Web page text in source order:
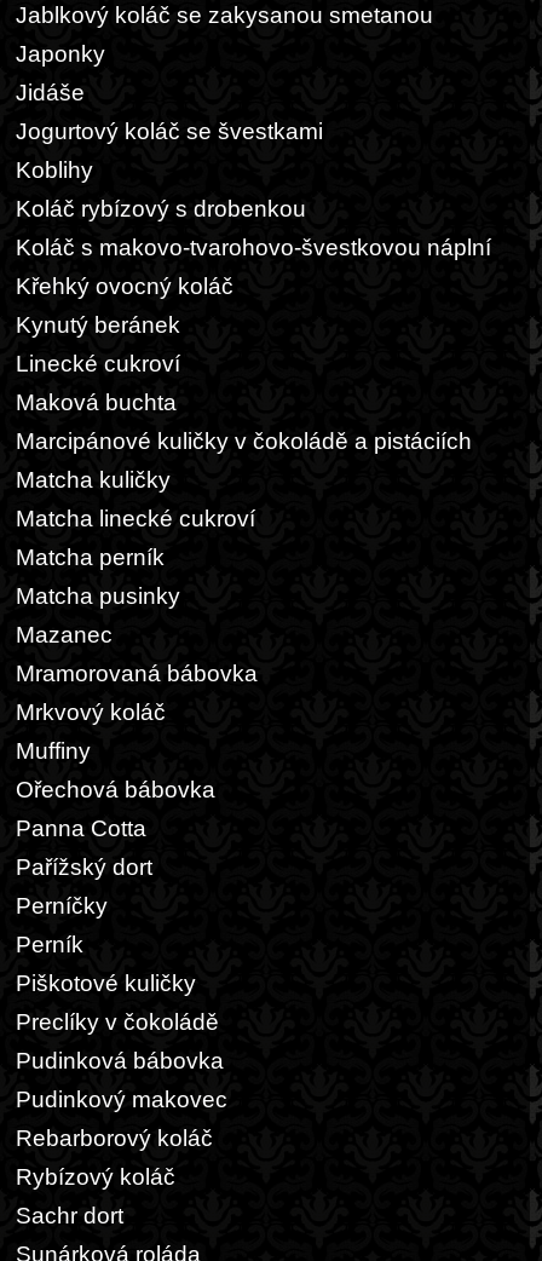
Jablkový koláč se zakysanou smetanou
Japonky
Jidáše
Jogurtový koláč se švestkami
Koblihy
Koláč rybízový s drobenkou
Koláč s makovo-tvarohovo-švestkovou náplní
Křehký ovocný koláč
Kynutý beránek
Linecké cukroví
Maková buchta
Marcipánové kuličky v čokoládě a pistáciích
Matcha kuličky
Matcha linecké cukroví
Matcha perník
Matcha pusinky
Mazanec
Mramorovaná bábovka
Mrkvový koláč
Muffiny
Ořechová bábovka
Panna Cotta
Pařížský dort
Perníčky
Perník
Piškotové kuličky
Preclíky v čokoládě
Pudinková bábovka
Pudinkový makovec
Rebarborový koláč
Rybízový koláč
Sachr dort
Sunárková roláda